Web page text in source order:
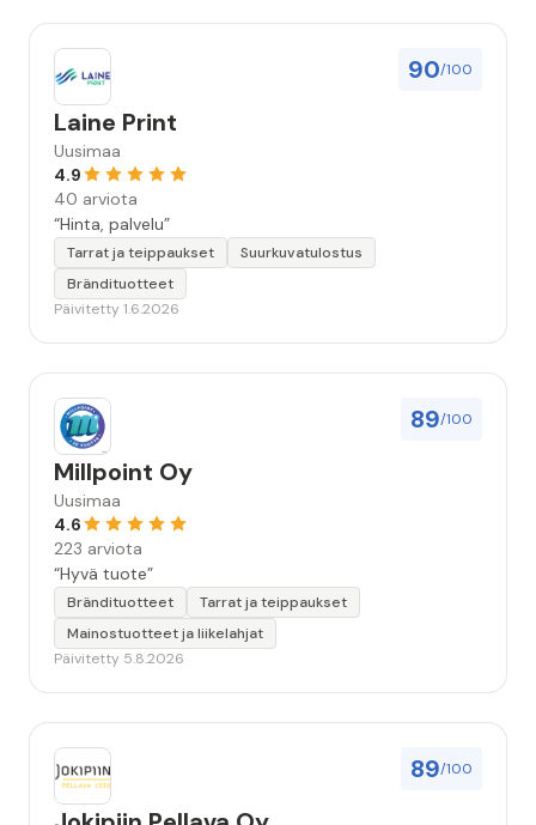
90/100
Laine Print
Uusimaa
4.9
40 arviota
“Hinta, palvelu”
Tarrat ja teippaukset
Suurkuvatulostus
Brändituotteet
Päivitetty 1.6.2026
89/100
Millpoint Oy
Uusimaa
4.6
223 arviota
“Hyvä tuote”
Brändituotteet
Tarrat ja teippaukset
Mainostuotteet ja liikelahjat
Päivitetty 5.8.2026
89/100